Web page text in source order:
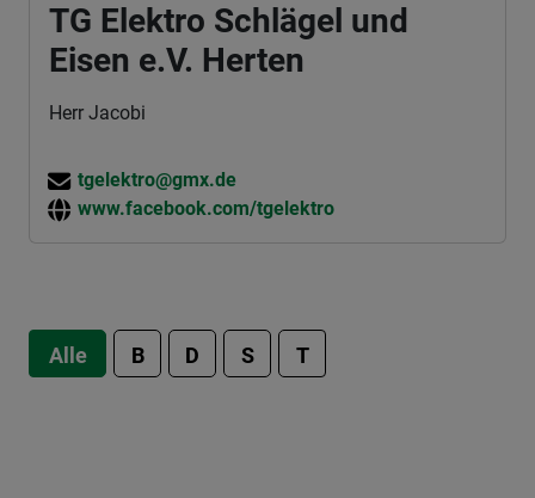
TG Elektro Schlägel und
Eisen e.V. Herten
Herr Jacobi
tgelektro@gmx.de
www.facebook.com/tgelektro
Alle B D S T